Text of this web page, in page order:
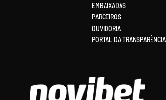
EMBAIXADAS
PARCEIROS
OUVIDORIA
PORTAL DA TRANSPARÊNCIA